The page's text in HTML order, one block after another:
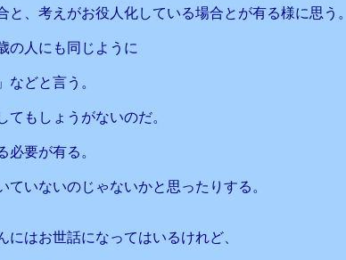
と、考えがお役人化している場合とが有る様に思う。
の人にも同じように
などと言う。
てもしょうがないのだ。
必要が有る。
いないのじゃないかと思ったりする。
にはお世話になってはいるけれど、